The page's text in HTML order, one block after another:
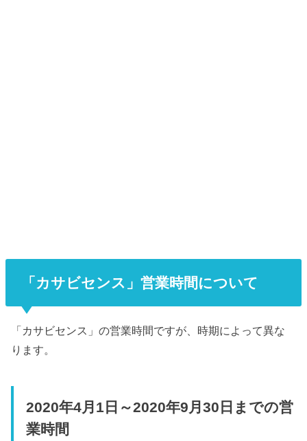
「カサビセンス」営業時間について
「カサビセンス」の営業時間ですが、時期によって異な
ります。
2020年4月1日～2020年9月30日までの営
業時間